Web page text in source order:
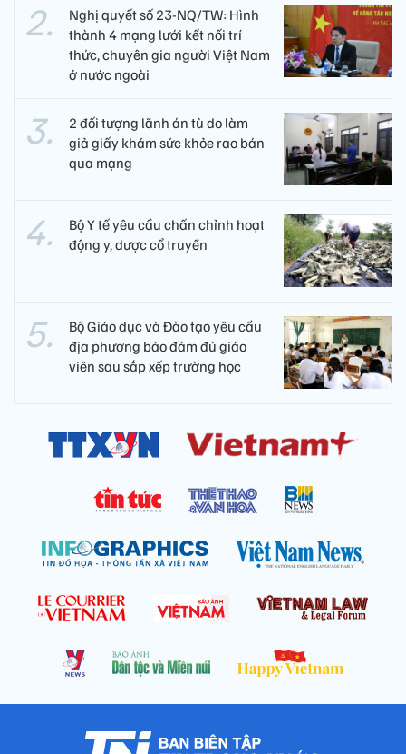
Nghị quyết số 23-NQ/TW: Hình
thành 4 mạng lưới kết nối trí
thức, chuyên gia người Việt Nam
ở nước ngoài
2 đối tượng lãnh án tù do làm
giả giấy khám sức khỏe rao bán
qua mạng
Bộ Y tế yêu cầu chấn chỉnh hoạt
động y, dược cổ truyền
Bộ Giáo dục và Đào tạo yêu cầu
địa phương bảo đảm đủ giáo
viên sau sắp xếp trường học